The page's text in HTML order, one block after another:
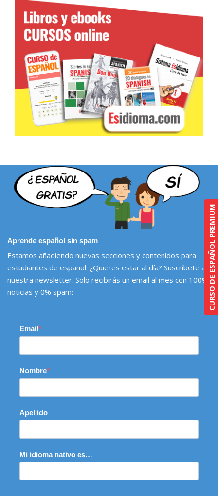
CURSO DE ESPAÑOL PREMIUM
Aprende español sin spam
Estamos añadiendo nuevas secciones y contenidos para
estudiantes de español. ¿Quieres estar al día? Suscríbete a
nuestra newsletter. Solo recibirás un email al mes con 100%
noticias y 0% spam:
Email
Nombre
Apellido
Mi idioma nativo es…